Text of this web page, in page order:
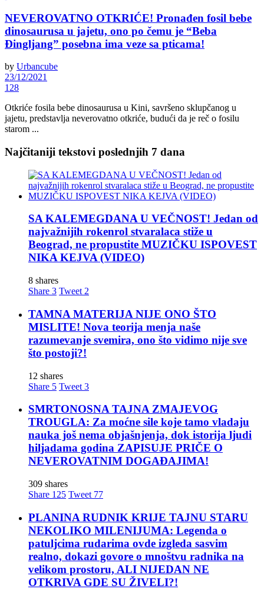
NEVEROVATNO OTKRIĆE! Pronađen fosil bebe
dinosaurusa u jajetu, ono po čemu je “Beba
Ðingljang” posebna ima veze sa pticama!
by Urbancube
23/12/2021
128
Otkriće fosila bebe dinosaurusa u Kini, savršeno sklupčanog u
jajetu, predstavlja neverovatno otkriće, budući da je reč o fosilu
starom ...
Najčitaniji tekstovi poslednjih 7 dana
SA KALEMEGDANA U VEČNOST! Jedan od
najvažnijih rokenrol stvaralaca stiže u
Beograd, ne propustite MUZIČKU ISPOVEST
NIKA KEJVA (VIDEO)
8 shares
Share 3 Tweet 2
TAMNA MATERIJA NIJE ONO ŠTO
MISLITE! Nova teorija menja naše
razumevanje svemira, ono što vidimo nije sve
što postoji?!
12 shares
Share 5 Tweet 3
SMRTONOSNA TAJNA ZMAJEVOG
TROUGLA: Za moćne sile koje tamo vladaju
nauka još nema objašnjenja, dok istorija ljudi
hiljadama godina ZAPISUJE PRIČE O
NEVEROVATNIM DOGAĐAJIMA!
309 shares
Share 125 Tweet 77
PLANINA RUDNIK KRIJE TAJNU STARU
NEKOLIKO MILENIJUMA: Legenda o
patuljcima rudarima ovde izgleda sasvim
realno, dokazi govore o mnoštvu radnika na
velikom prostoru, ALI NIJEDAN NE
OTKRIVA GDE SU ŽIVELI?!